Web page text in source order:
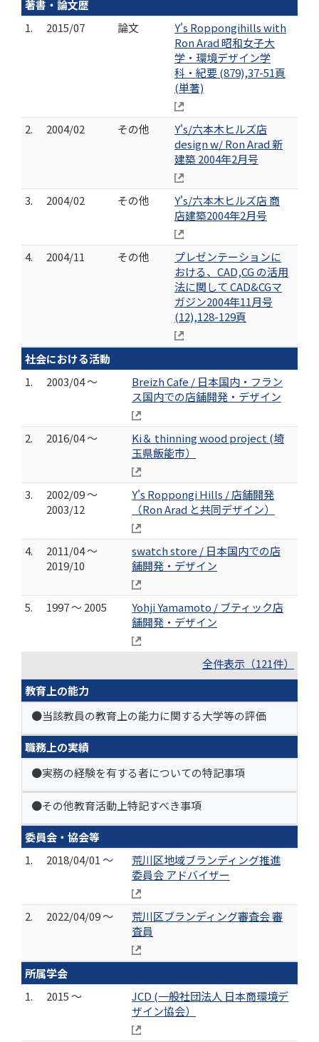
著書・論文歴
1.
2015/07 論文
Y's Roppongihills with
Ron Arad 昭和女子大
学・環境デザイン学
科・紀要 (879),37-51頁
(単著)
2. 2004/02 その他
Y's/六本木ヒルズ店
design w/ Ron Arad 新
建築 2004年2月号
3. 2004/02 その他
Y's/六本木ヒルズ店 商
店建築2004年2月号
4. 2004/11 その他
プレゼンテーションに
おける、CAD,CG の活用
法に関して CAD&CGマ
ガジン2004年11月号
(12),128-129頁
社会における活動
1.
2003/04 ～
Breizh Cafe / 日本国内・フラン
ス国内での店舗開発・デザイン
2. 2016/04 ～
Ki＆ thinning wood project (埼
玉県飯能市）
3.
2002/09 ～
2003/12
Y's Roppongi Hills / 店舗開発
（Ron Arad と共同デザイン）
4.
2011/04 ～
2019/10
swatch store / 日本国内での店
舗開発・デザイン
5. 1997 ～ 2005
Yohji Yamamoto / ブティック店
舗開発・デザイン
全件表示（121件）
教育上の能力
●当該教員の教育上の能力に関する大学等の評価
職務上の実績
●実務の経験を有する者についての特記事項
●その他教育活動上特記すべき事項
委員会・協会等
1.
2018/04/01 ～
荒川区地域ブランディング推進
委員会 アドバイザー
2. 2022/04/09 ～
荒川区ブランディング審査会 審
査員
所属学会
1.
2015 ～
JCD (一般社団法人 日本商環境デ
ザイン協会）